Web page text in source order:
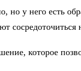
у него есть
сосредоточиться
которое